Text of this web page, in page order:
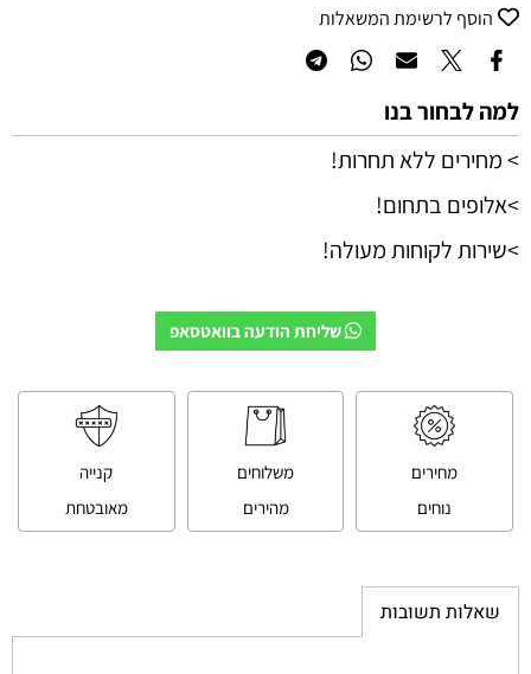
הוסף לרשימת המשאלות
למה לבחור בנו
> מחירים ללא תחרות!
>אלופים בתחום!
>שירות לקוחות מעולה!
שליחת הודעה בוואטסאפ
מחירים
נוחים
משלוחים
מהירים
קנייה
מאובטחת
שאלות תשובות